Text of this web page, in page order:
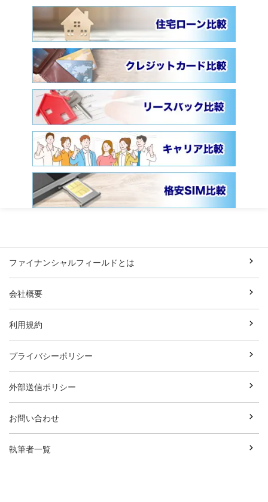
ファイナンシャルフィールドとは
会社概要
利用規約
プライバシーポリシー
外部送信ポリシー
お問い合わせ
執筆者一覧